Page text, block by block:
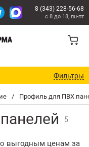
/ Профиль для ПВХ
5
выгодным ценам за
8 (343) 228-56-68
с 8 до 18, пн-пт
Фильтры